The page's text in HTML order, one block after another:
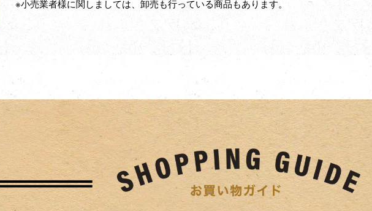
※小売業者様に関しましては、卸売も行っている商品もあります。